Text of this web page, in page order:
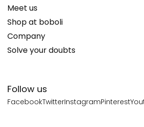
Follow us
FacebookTwitterInstagramPinterest
Meet us
Shop at boboli
Company
Solve your doubts